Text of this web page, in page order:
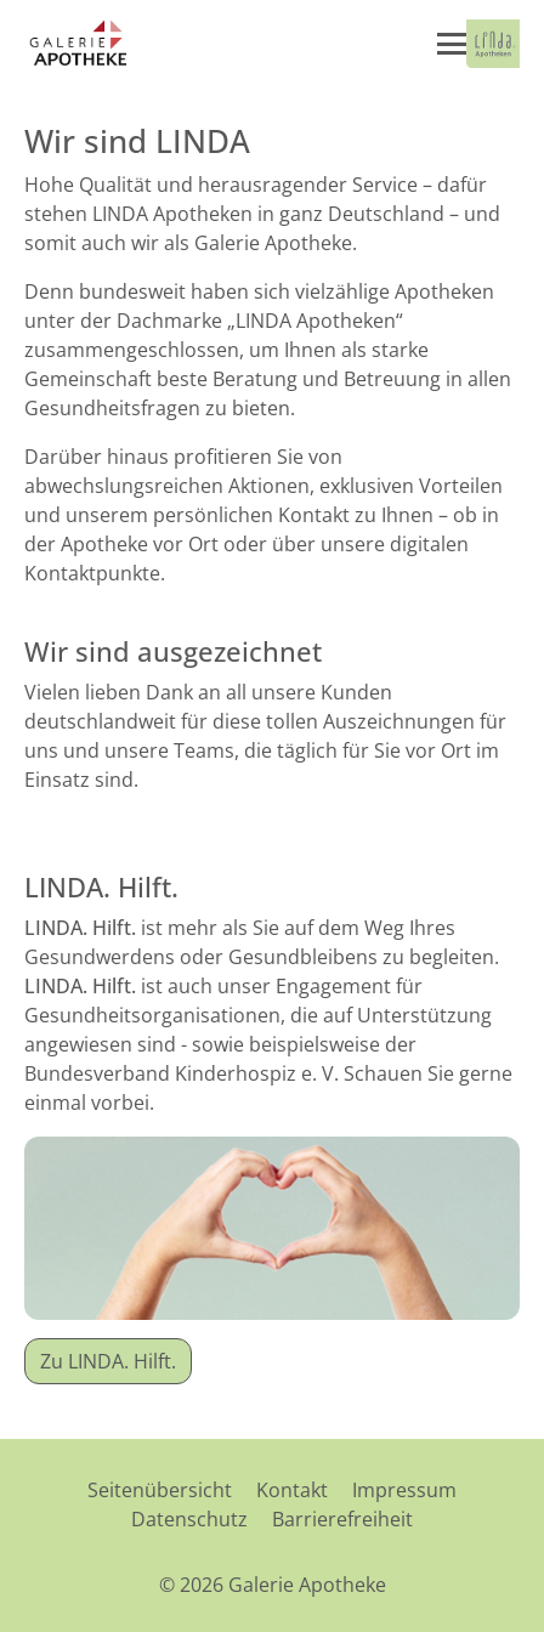
Wir sind LINDA
Hohe Qualität und herausragender Service – dafür
stehen LINDA Apotheken in ganz Deutschland – und
somit auch wir als Galerie Apotheke.
Denn bundesweit haben sich vielzählige Apotheken
unter der Dachmarke „LINDA Apotheken“
zusammengeschlossen, um Ihnen als starke
Gemeinschaft beste Beratung und Betreuung in allen
Gesundheitsfragen zu bieten.
Darüber hinaus profitieren Sie von
abwechslungsreichen Aktionen, exklusiven Vorteilen
und unserem persönlichen Kontakt zu Ihnen – ob in
der Apotheke vor Ort oder über unsere digitalen
Kontaktpunkte.
Wir sind ausgezeichnet
Vielen lieben Dank an all unsere Kunden
deutschlandweit für diese tollen Auszeichnungen für
uns und unsere Teams, die täglich für Sie vor Ort im
Einsatz sind.
LINDA. Hilft.
LINDA. Hilft. ist mehr als Sie auf dem Weg Ihres
Gesundwerdens oder Gesundbleibens zu begleiten.
LINDA. Hilft. ist auch unser Engagement für
Gesundheitsorganisationen, die auf Unterstützung
angewiesen sind - sowie beispielsweise der
Bundesverband Kinderhospiz e. V. Schauen Sie gerne
einmal vorbei.
Zu LINDA. Hilft.
Seitenübersicht Kontakt
Impressum
Datenschutz
Barrierefreiheit
© 2026 Galerie Apotheke